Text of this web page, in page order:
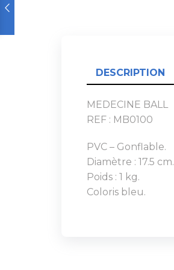
DESCRIPTION
MEDECINE BALL
REF : MB0100
PVC – Gonflable.
Diamètre : 17.5 cm.
Poids : 1 kg.
Coloris bleu.